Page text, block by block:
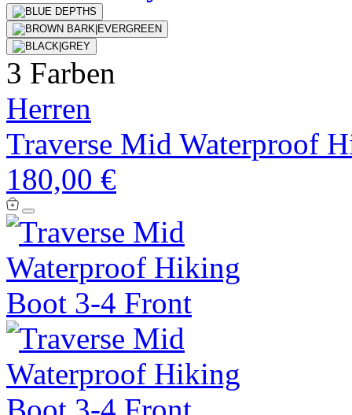
3 Farben
Herren
Traverse Mid Waterproof
180,00 €